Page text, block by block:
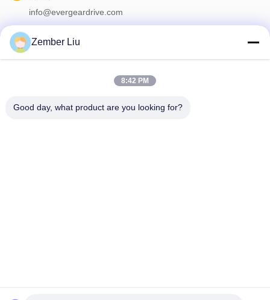
info@evergeardrive.com
Zember Liu
8:42 PM
Good day, what product are you looking for?